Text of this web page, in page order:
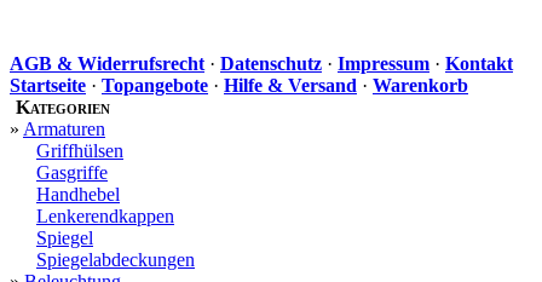
AGB & Widerrufsrecht · Datenschutz · Impressum · Kontakt
Startseite · Topangebote · Hilfe & Versand · Warenkorb
Kategorien
» Armaturen
Griffhülsen
Gasgriffe
Handhebel
Lenkerendkappen
Spiegel
Spiegelabdeckungen